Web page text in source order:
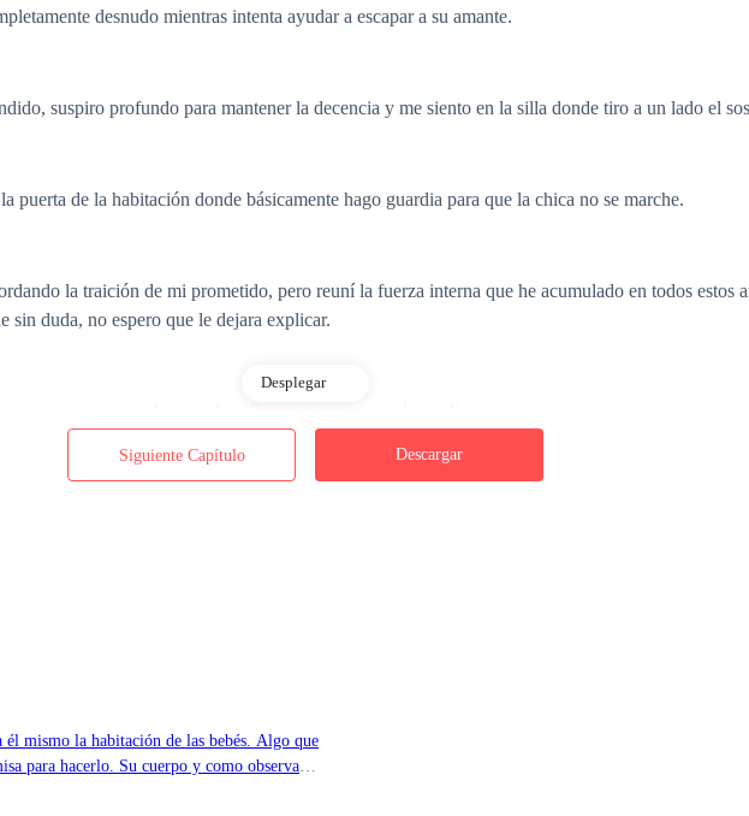
desnudo mientras intenta ayudar a escapar a su amante.
suspiro profundo para mantener la decencia y me siento en la silla donde tiro a un lado el
de la habitación donde básicamente hago guardia para que la chica no se marche.
la traición de mi prometido, pero reuní la fuerza interna que he acumulado en todos estos
sin duda, no espero que le dejara explicar.
mientras se cubre con las sábanas que compre de mi dinero.
nombre de mi mejor amiga y solo imaginarla maldiciendo y asegurando que se cambiará el
Desplegar
Siguiente Capítulo Descargar
mismo la habitación de las bebés. Algo que
para hacerlo. Su cuerpo y como observa